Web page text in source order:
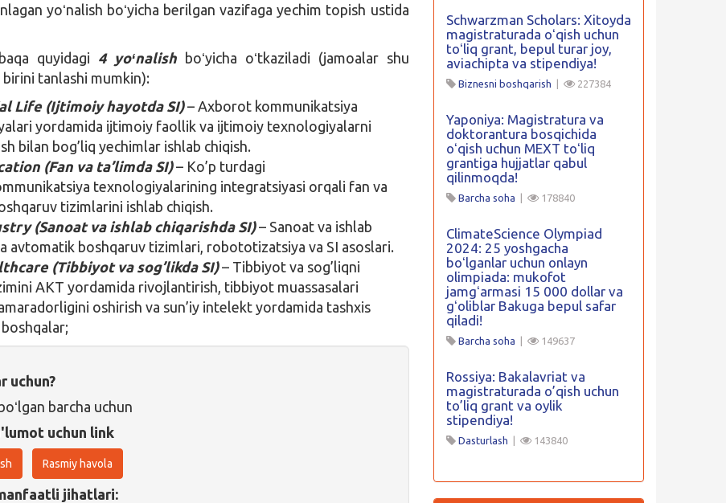
yoʻnalish boʻyicha berilgan vazifaga yechim topish ustida
quyidagi 4 yoʻnalish boʻyicha oʻtkaziladi (jamoalar shu
birini tanlashi mumkin):
Life (Ijtimoiy hayotda SI)– Axborot kommunikatsiya
yordamida ijtimoiy faollik va ijtimoiy texnologiyalarni
bilan bog’liq yechimlar ishlab chiqish.
(Fan va ta’limda SI)– Ko’p turdagi
texnologiyalarining integratsiyasi orqali fan va
tizimlarini ishlab chiqish.
(Sanoat va ishlab chiqarishda SI) – Sanoat va ishlab
avtomatik boshqaruv tizimlari, robototizatsiya va SI asoslari.
(Tibbiyot va sog’likda SI)– Tibbiyot va sog’liqni
AKT yordamida rivojlantirish, tibbiyot muassasalari
oshirish va sun’iy intelekt yordamida tashxis
boshqalar;
uchun?
barcha uchun
uchun link
Rasmiy havola
jihatlari:
Schwarzman Scholars: Xitoyda
magistraturada oʻqish uchun
toʻliq grant, bepul turar joy,
aviachipta va stipendiya!
Biznesni boshqarish 227384
Yaponiya: Magistratura va
doktorantura bosqichida
oʻqish uchun MEXT toʻliq
grantiga hujjatlar qabul
qilinmoqda!
Barcha soha 178840
ClimateScience Olympiad
2024: 25 yoshgacha
boʻlganlar uchun onlayn
olimpiada: mukofot
jamgʻarmasi 15 000 dollar va
gʻoliblar Bakuga bepul safar
qiladi!
Barcha soha 149637
Rossiya: Bakalavriat va
magistraturada o’qish uchun
to’liq grant va oylik
stipendiya!
Dasturlash 143840